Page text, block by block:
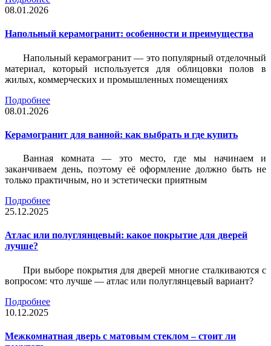
08.01.2026
Напольный керамогранит: особенности и преимущества
Напольный керамогранит — это популярный отделочный
материал, который используется для облицовки полов в
жилых, коммерческих и промышленных помещениях
Подробнее
08.01.2026
Керамогранит для ванной: как выбрать и где купить
Ванная комната — это место, где мы начинаем и
заканчиваем день, поэтому её оформление должно быть не
только практичным, но и эстетически приятным
Подробнее
25.12.2025
Атлас или полуглянцевый: какое покрытие для дверей
лучше?
При выборе покрытия для дверей многие сталкиваются с
вопросом: что лучше — атлас или полуглянцевый вариант?
Подробнее
10.12.2025
Межкомнатная дверь с матовым стеклом – стоит ли